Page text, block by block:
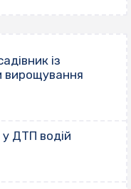
із
вирощування
у ДТП водій